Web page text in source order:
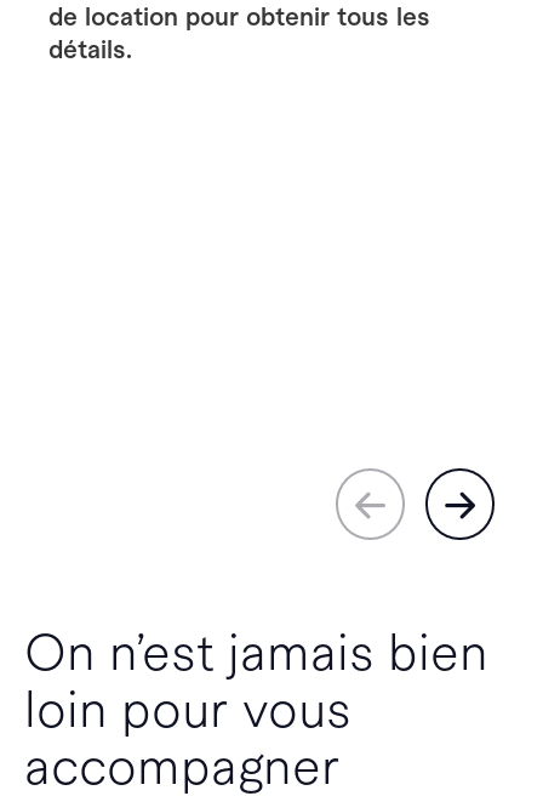
de location pour obtenir tous les
détails.
On n’est jamais bien
loin pour vous
accompagner